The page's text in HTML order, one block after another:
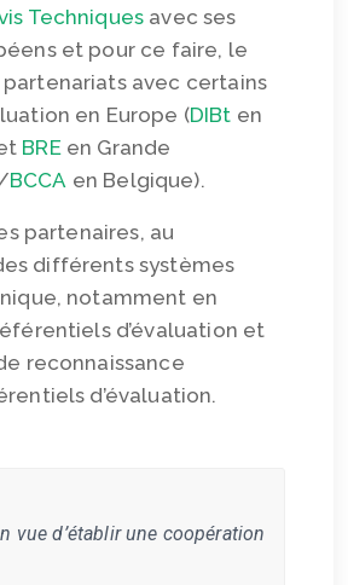
Techniques avec ses
et pour ce faire, le
partenariats avec certains
en Europe (DIBt en
BREen Grande
BCCA en Belgique).
partenaires, au
différents systèmes
notamment en
d’évaluation et
reconnaissance
d’évaluation.
vue d’établir une coopération